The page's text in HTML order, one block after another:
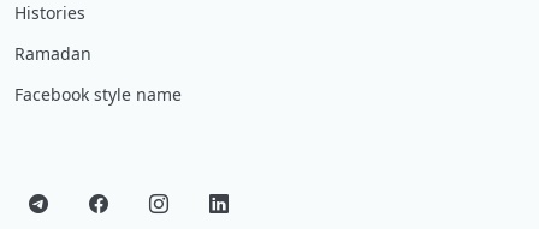
Histories
Ramadan
Facebook style name